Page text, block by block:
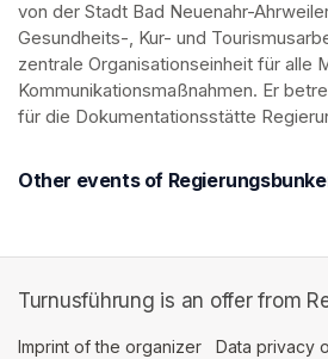
von der Stadt Bad Neuenahr-
Gesundheits-, Kur- und
zentrale Organisationseinheit für alle
Kommunikationsmaßnahmen. Er
für die Dokumentationsstätte
Other events of
Turnusführung is an offer from
Imprint of the organizer (opens in a
Data privacy